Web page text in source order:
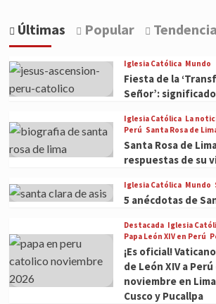
Últimas Popular Tendencia
Iglesia Católica Mundo
Fiesta de la
Señor’:
Iglesia Católica La
Perú Santa Rosa de
Santa Rosa de
respuestas de su
Iglesia Católica Mundo
5 anécdotas de
Destacada Iglesia
Papa León XIV en Perú
¡Es oficial!
de León XIV a
noviembre en
Cusco y Pucallpa